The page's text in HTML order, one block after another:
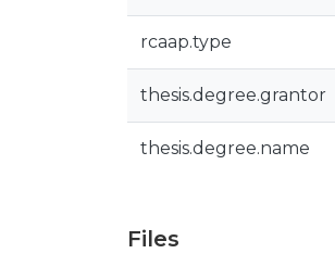
rcaap.type
thesis.degree.grantor
thesis.degree.name
Files